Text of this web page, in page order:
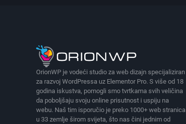
OrionWP je vodeći studio za web dizajn specijaliziran
za razvoj WordPressa uz Elementor Pro. S više od 18
godina iskustva, pomogli smo tvrtkama svih veličina
da poboljšaju svoju online prisutnost i uspiju na
webu. Naš tim isporučio je preko 1000+ web stranica
u 33 zemlje širom svijeta, što nas čini jednim od